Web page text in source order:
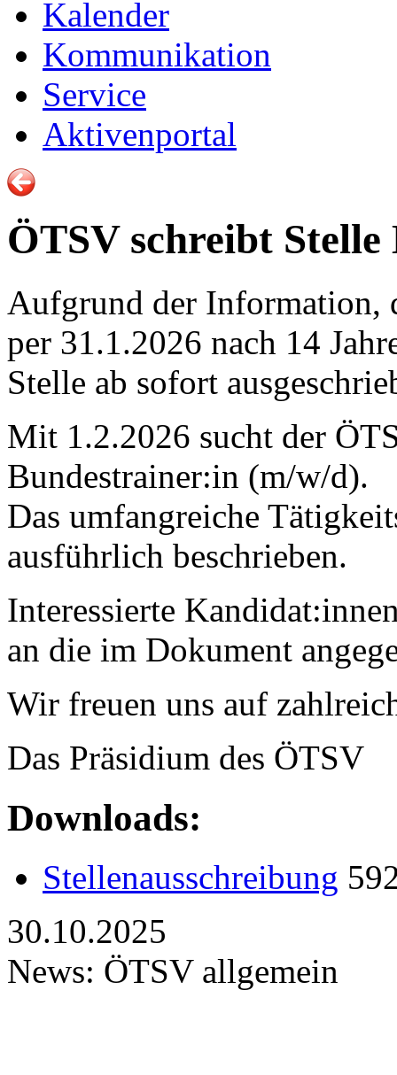
Kalender
Kommunikation
Service
Aktivenportal
ÖTSV schreibt
Aufgrund der Information,
per 31.1.2026 nach 14
Stelle ab sofort
Mit 1.2.2026 sucht der
Bundestrainer:in (m/w/d).
Das umfangreiche
ausführlich beschrieben.
Interessierte
an die im Dokument
Wir freuen uns auf
Das Präsidium des ÖTSV
Downloads:
Stellenausschreibung
30.10.2025
News: ÖTSV allgemein